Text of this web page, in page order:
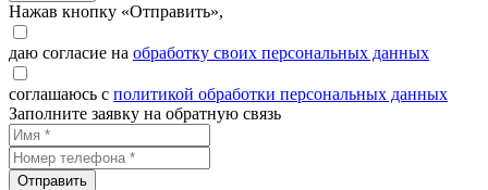
Нажав кнопку «Отправить»,
даю согласие на обработку своих персональных данных
соглашаюсь с политикой обработки персональных данных
Заполните заявку на обратную связь
Отправить